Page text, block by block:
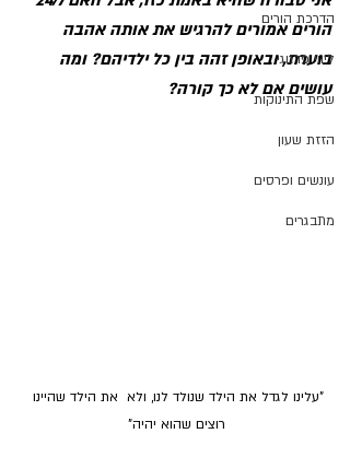
הדרכת הורים
ליווי פדגוגי
שפת התינוקות
הזזת שעון
עונשים ופרסים
מתבגרים
הורים אמורים להרגיש את אותה אהבה
בוערת, ובאופן זהה בין כל ילדיהם? ומה
עושים אם לא כך קורה?
"עלינו לגדל את הילד שנולד לנו, ולא  את הילד שהיינו
רוצים שהוא יהיה"